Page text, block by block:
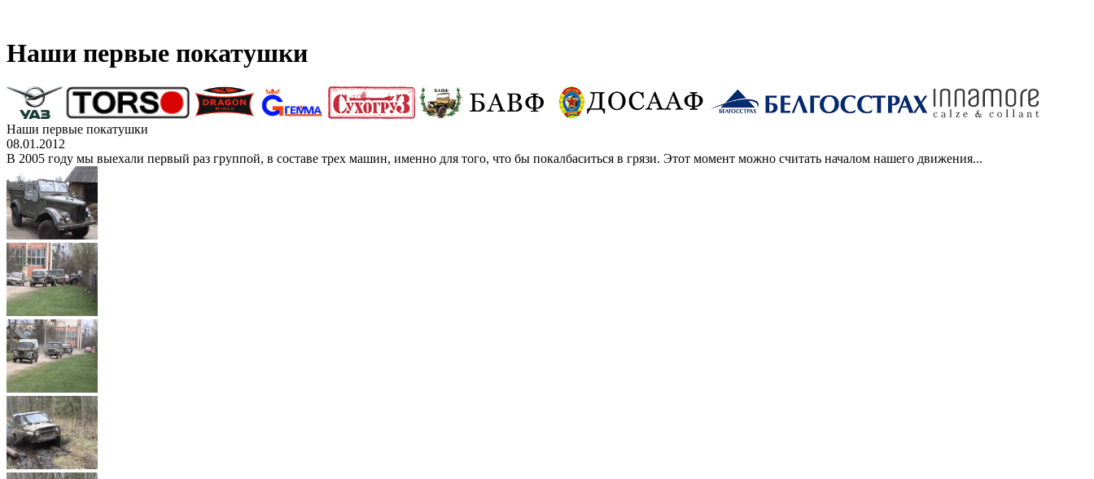
Наши первые покатушки
Наши первые покатушки
08.01.2012
В 2005 году мы выехали первый раз группой, в составе трех машин, именно для того, что бы покалбаситься в грязи. Этот момент можно считать началом нашего движения...